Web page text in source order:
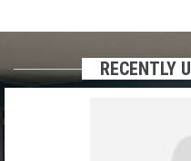
RECENTLY